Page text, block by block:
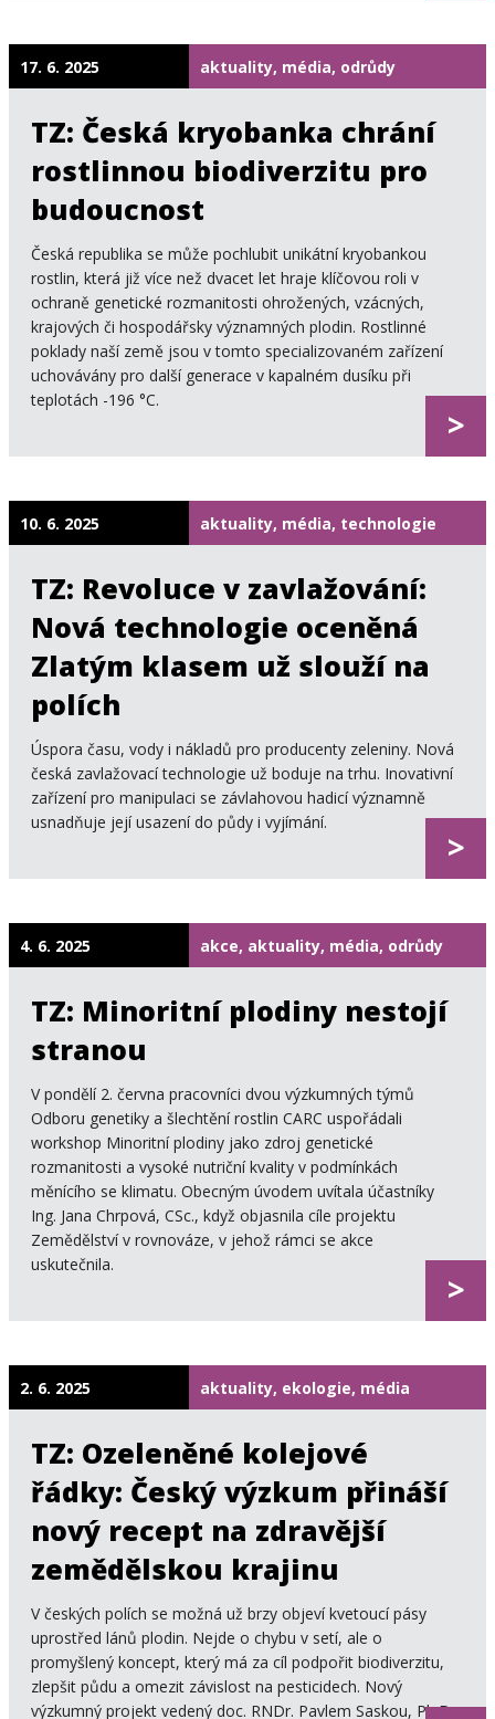
17. 6. 2025 aktuality, média, odrůdy
TZ: Česká kryobanka chrání
rostlinnou biodiverzitu pro
budoucnost
Česká republika se může pochlubit unikátní kryobankou
rostlin, která již více než dvacet let hraje klíčovou roli v
ochraně genetické rozmanitosti ohrožených, vzácných,
krajových či hospodářsky významných plodin. Rostlinné
poklady naší země jsou v tomto specializovaném zařízení
uchovávány pro další generace v kapalném dusíku při
teplotách -196 °C.
>
10. 6. 2025 aktuality, média, technologie
TZ: Revoluce v zavlažování:
Nová technologie oceněná
Zlatým klasem už slouží na
polích
Úspora času, vody i nákladů pro producenty zeleniny. Nová
česká zavlažovací technologie už boduje na trhu. Inovativní
zařízení pro manipulaci se závlahovou hadicí významně
usnadňuje její usazení do půdy i vyjímání.
>
4. 6. 2025 akce, aktuality, média, odrůdy
TZ: Minoritní plodiny nestojí
stranou
V pondělí 2. června pracovníci dvou výzkumných týmů
Odboru genetiky a šlechtění rostlin CARC uspořádali
workshop Minoritní plodiny jako zdroj genetické
rozmanitosti a vysoké nutriční kvality v podmínkách
měnícího se klimatu. Obecným úvodem uvítala účastníky
Ing. Jana Chrpová, CSc., když objasnila cíle projektu
Zemědělství v rovnováze, v jehož rámci se akce
uskutečnila.
>
2. 6. 2025 aktuality, ekologie, média
TZ: Ozeleněné kolejové
řádky: Český výzkum přináší
nový recept na zdravější
zemědělskou krajinu
V českých polích se možná už brzy objeví kvetoucí pásy
uprostřed lánů plodin. Nejde o chybu v setí, ale o
promyšlený koncept, který má za cíl podpořit biodiverzitu,
zlepšit půdu a omezit závislost na pesticidech. Nový
výzkumný projekt vedený doc. RNDr. Pavlem Saskou, Ph.D.